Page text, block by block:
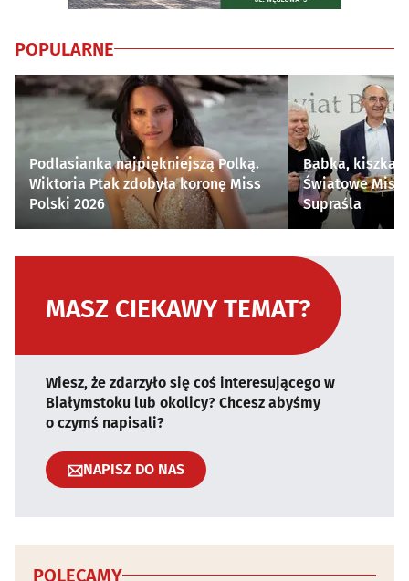
POPULARNE
Podlasianka najpiękniejszą Polką.
Wiktoria Ptak zdobyła koronę Miss
Polski 2026
Babka, kiszka i
Światowe
Supraśla
MASZ CIEKAWY TEMAT?
Wiesz, że zdarzyło się coś interesującego w
Białymstoku lub okolicy? Chcesz abyśmy
o czymś napisali?
NAPISZ DO NAS
POLECAMY